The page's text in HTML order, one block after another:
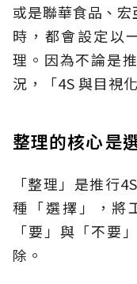
或是聯華食品、
時，都會設定以
理。因為不論是
況，「4S 與目視
整理的核心是
「整理」是推行
種「選擇」，將
「要」與「不要
除。